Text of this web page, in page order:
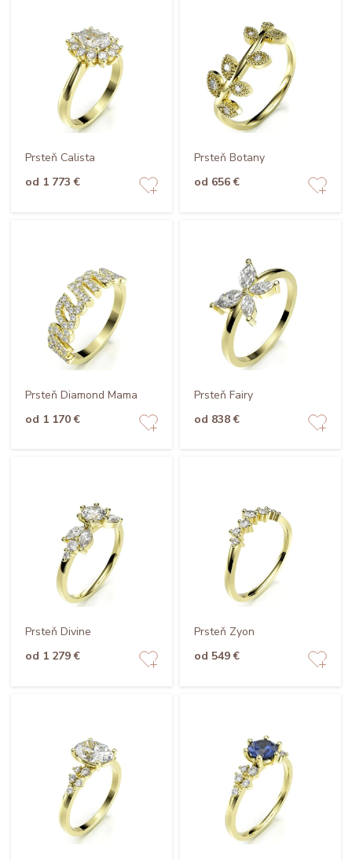
Prsteň Calista
od 1 773 €
Prsteň Botany
od 656 €
Prsteň Diamond Mama
od 1 170 €
Prsteň Fairy
od 838 €
Prsteň Divine
od 1 279 €
Prsteň Zyon
od 549 €